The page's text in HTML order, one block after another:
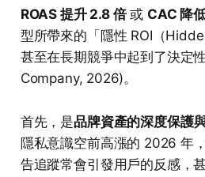
ROAS 提升 2.8 倍或 CAC 降
型所帶來的「隱性 ROI（
甚至在長期競爭中起到了決定
Company, 2026)。
首先，是品牌資產的深度保護
隱私意識空前高漲的 2026 年
告追蹤常會引發用戶的反感，